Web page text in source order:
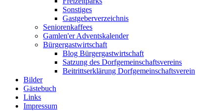
Sonstiges
Gastgeberverzeichnis
Seniorenkaffees
Gamlen'er Adventskalender
Bürgergastwirtschaft
Blog Bürgergastwirtschaft
Satzung des Dorfgemeinschaftsvereins
Beitrittserklärung Dorfgemeinschaftsverein
Bilder
Gästebuch
Links
Impressum